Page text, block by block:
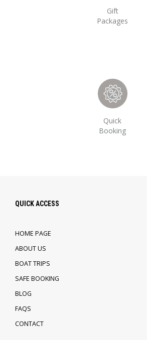
Gift
Packages
Quick
Booking
QUICK ACCESS
HOME PAGE
ABOUT US
BOAT TRIPS
SAFE BOOKING
BLOG
FAQS
CONTACT